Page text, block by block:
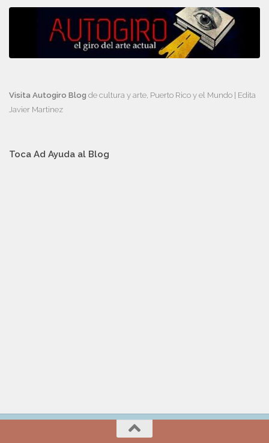
Visita Autogiro Blog de cultura y arte, Puerto Rico y el Mundo | Edita
Javier Martinez
Toca Ad Ayuda al Blog